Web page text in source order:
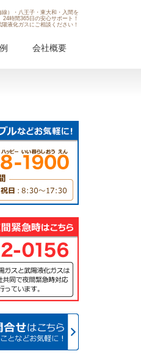
）・八王子・東大和・入間を
24時間365日の安心サポート！
液化ガスにご相談ください！
会社概要